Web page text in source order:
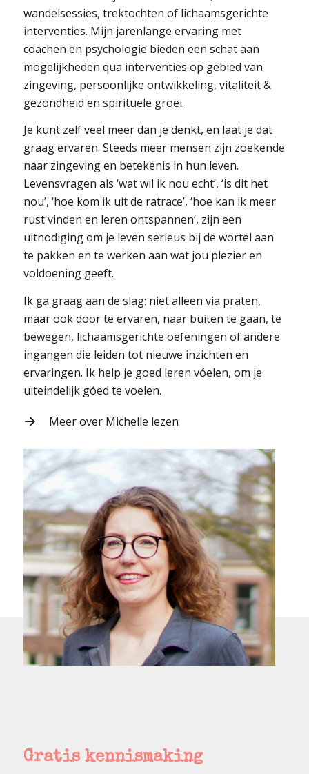
wandelsessies, trektochten of lichaamsgerichte
interventies. Mijn jarenlange ervaring met
coachen en psychologie bieden een schat aan
mogelijkheden qua interventies op gebied van
zingeving, persoonlijke ontwikkeling, vitaliteit &
gezondheid en spirituele groei.
Je kunt zelf veel meer dan je denkt, en laat je dat
graag ervaren. Steeds meer mensen zijn zoekende
naar zingeving en betekenis in hun leven.
Levensvragen als ‘wat wil ik nou echt’, ‘is dit het
nou’, ‘hoe kom ik uit de ratrace’, ‘hoe kan ik meer
rust vinden en leren ontspannen’, zijn een
uitnodiging om je leven serieus bij de wortel aan
te pakken en te werken aan wat jou plezier en
voldoening geeft.
Ik ga graag aan de slag: niet alleen via praten,
maar ook door te ervaren, naar buiten te gaan, te
bewegen, lichaamsgerichte oefeningen of andere
ingangen die leiden tot nieuwe inzichten en
ervaringen. Ik help je goed leren vóelen, om je
uiteindelijk góed te voelen.
Meer over Michelle lezen
Gratis kennismaking